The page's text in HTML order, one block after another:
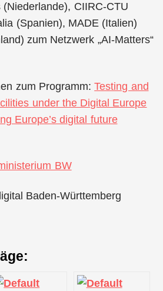
CIIRC-CTU
(Spanien), MADE (Italien)
zum Netzwerk „AI-Matters“
zum Programm:Testing and
under the Digital Europe
Europe’s digital future
BW
Baden-Württemberg